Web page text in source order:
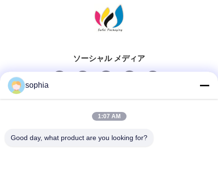
ソーシャル メディア
迅速な連絡
sophia
1:07 AM
Good day, what product are you looking for?